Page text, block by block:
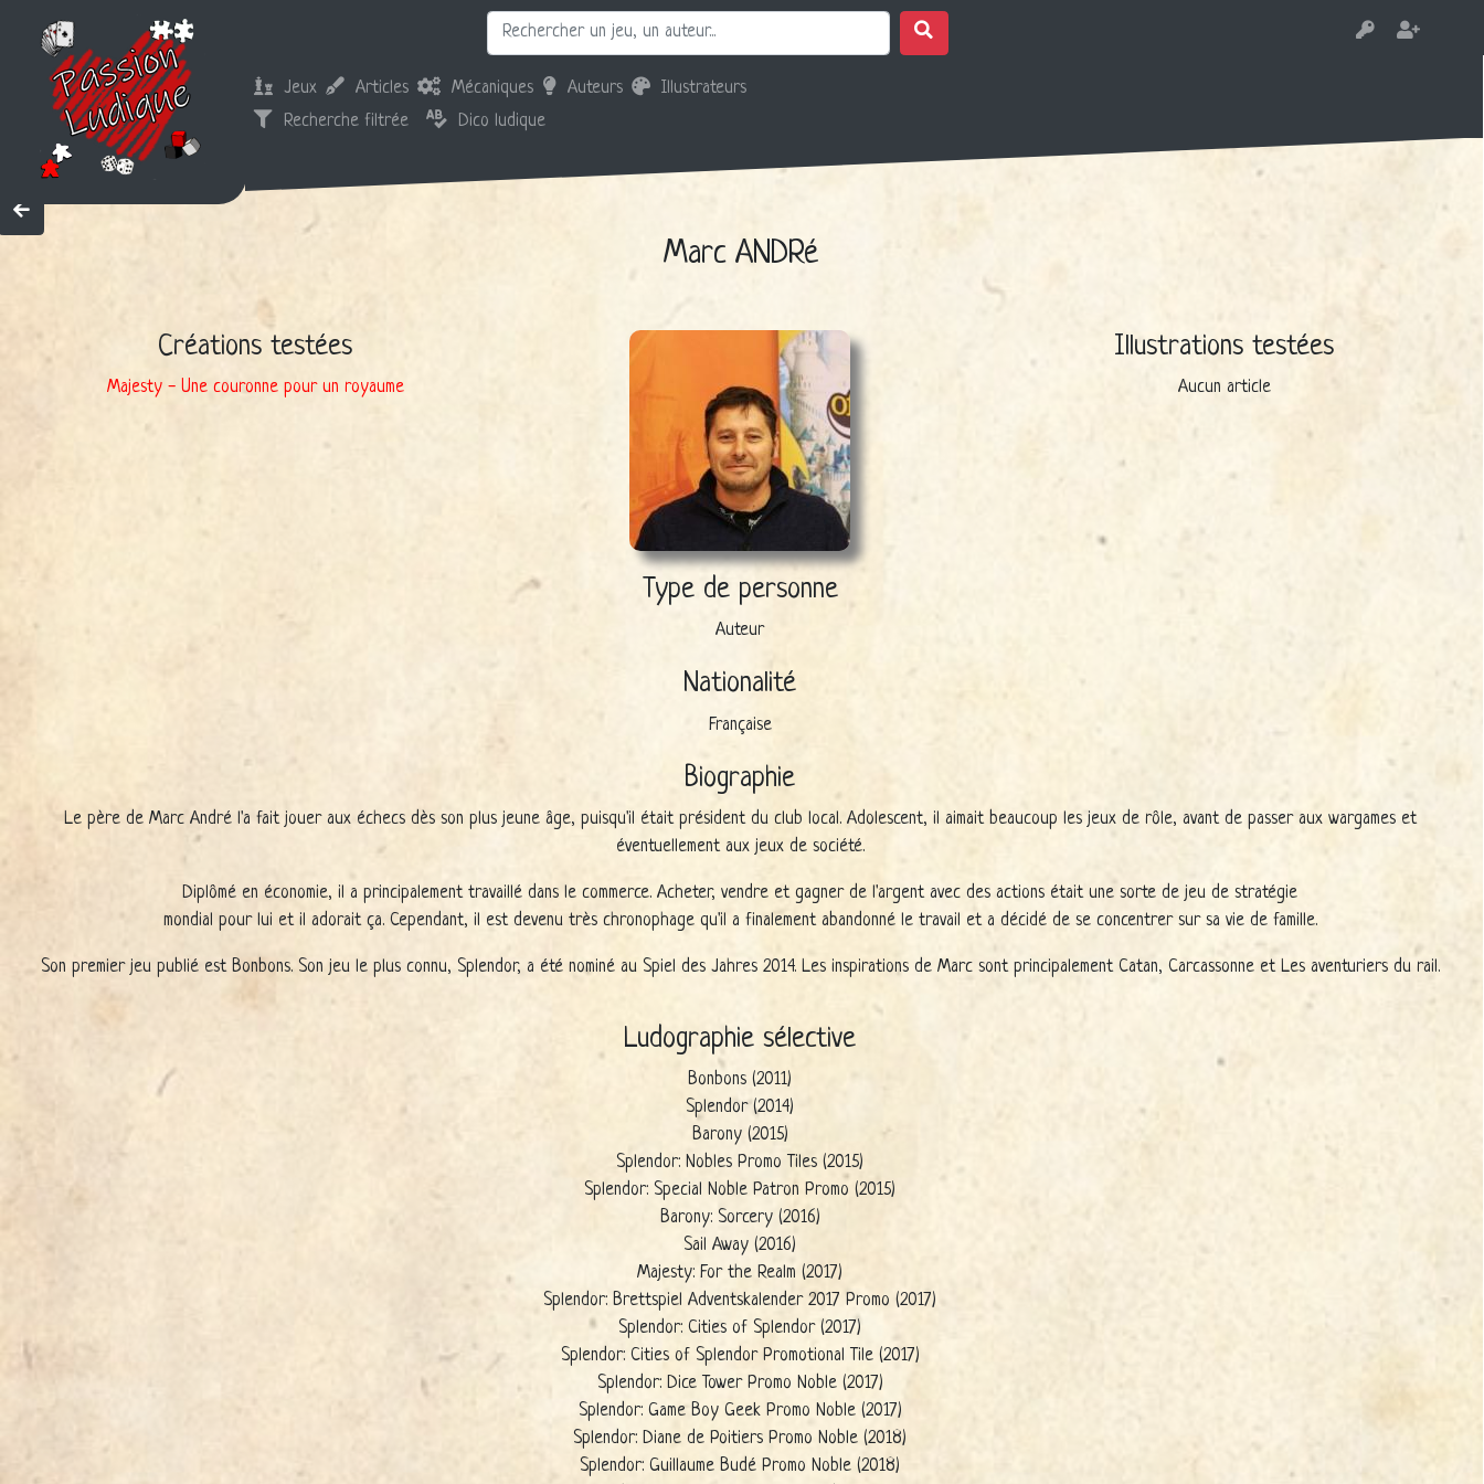
Jeux Articles Mécaniques Auteurs
Illustrateurs
Recherche filtrée
Dico ludique
Marc ANDRé
Créations testées
Majesty - Une couronne pour un royaume
Illustrations testées
Aucun article
Type de personne
Auteur
Nationalité
Française
Biographie
Le père de Marc André l'a fait jouer aux échecs dès son plus jeune âge, puisqu'il était président du club local. Adolescent, il aimait beaucoup les jeux de rôle, avant de passer aux wargames et
éventuellement aux jeux de société.
Diplômé en économie, il a principalement travaillé dans le commerce. Acheter, vendre et gagner de l'argent avec des actions était une sorte de jeu de stratégie
mondial pour lui et il adorait ça. Cependant, il est devenu très chronophage qu'il a finalement abandonné le travail et a décidé de se concentrer sur sa vie de famille.
Son premier jeu publié est Bonbons. Son jeu le plus connu, Splendor, a été nominé au Spiel des Jahres 2014. Les inspirations de Marc sont principalement Catan, Carcassonne et Les aventuriers du rail.
Ludographie sélective
Bonbons (2011)
Splendor (2014)
Barony (2015)
Splendor: Nobles Promo Tiles (2015)
Splendor: Special Noble Patron Promo (2015)
Barony: Sorcery (2016)
Sail Away (2016)
Majesty: For the Realm (2017)
Splendor: Brettspiel Adventskalender 2017 Promo (2017)
Splendor: Cities of Splendor (2017)
Splendor: Cities of Splendor Promotional Tile (2017)
Splendor: Dice Tower Promo Noble (2017)
Splendor: Game Boy Geek Promo Noble (2017)
Splendor: Diane de Poitiers Promo Noble (2018)
Splendor: Guillaume Budé Promo Noble (2018)